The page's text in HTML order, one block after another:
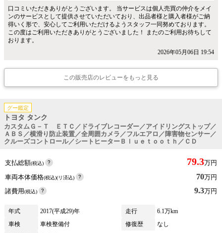
口コミいただきありがとうございます。 当サービスは個人売買の仲介をメイ
ンのサービスとして提供させていただいており、出品者様と購入者様がご納
得いく形で、安心してご利用いただけるようスタッフ一同努めております。
この度はご利用いただきありがとうございました！ またのご利用お待ちして
おります。
2026年05月06日 19:54
この販売店のレビューをもっと見る
グー鑑定
トヨタ タンク
カスタムＧ－Ｔ ＥＴＣ／ドライブレコーダー／アイドリングストップ／
ＡＢＳ／横滑り防止装置／全周囲カメラ／フルエアロ／障害物センサー／
クルーズコントロール／シートヒーターＢｌｕｅｔｏｏｔｈ／ＣＤ
支払総額(税込) 79.3万円
車両本体価格(税込)(リ済込) 70万円
諸費用(税込) 9.3万円
年式 2017(平成29)年 走行
6.1万km
車検
車検整備付 修復歴
なし